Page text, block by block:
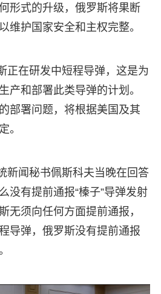
形式的升级，俄罗斯将果断
维护国家安全和主权完整。
正在研发中短程导弹，这是为
产和部署此类导弹的计划。
部署问题，将根据美国及其
。
新闻秘书佩斯科夫当晚在回答
没有提前通报“榛子”导弹发射
无须向任何方面提前通报，
导弹，俄罗斯没有提前通报